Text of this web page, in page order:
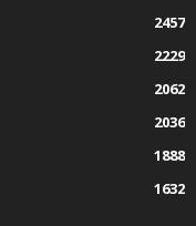
2457
2229
2062
2036
1888
1632